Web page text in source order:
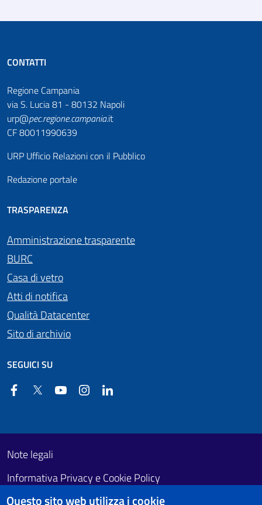
CONTATTI
Regione Campania
via S. Lucia 81 - 80132 Napoli
urp@pec.regione.campania.it
CF 80011990639
URP Ufficio Relazioni con il Pubblico
Redazione portale
TRASPARENZA
Amministrazione trasparente
BURC
Casa di vetro
Atti di notifica
Qualità Datacenter
Sito di archivio
SEGUICI SU
FacebookTwitter YouTube Instagram
Footer First
Useful links section
Note legali
Informativa Privacy e Cookie Policy
Obiettivi di accessibilità
Questo sito web utilizza i cookie